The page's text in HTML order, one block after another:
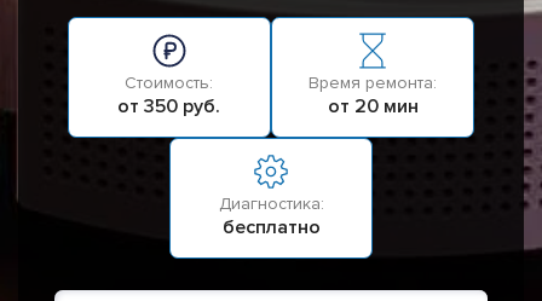
Стоимость:
от 350 руб.
Время ремонта:
от 20 мин
Диагностика:
бесплатно